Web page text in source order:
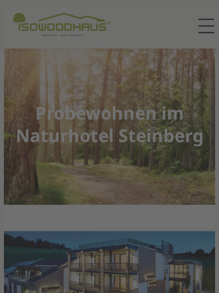
Probewohnen im
Naturhotel Steinberg